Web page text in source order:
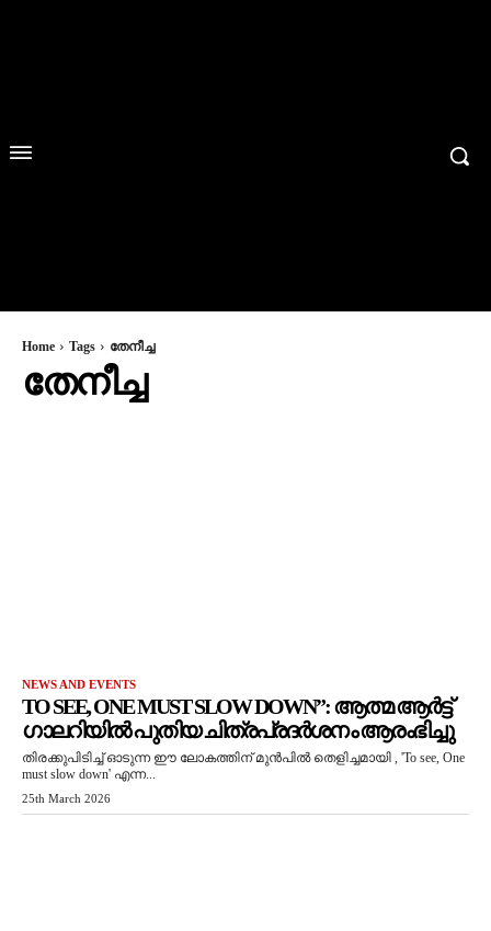
Home Tags തേനീച്ച
തേനീച്ച
NEWS AND EVENTS
TO SEE, ONE MUST SLOW DOWN”: ആത്മ ആർട്ട്
ഗാലറിയിൽ പുതിയ ചിത്രപ്രദർശനം ആരംഭിച്ചു
തിരക്കുപിടിച്ച് ഓടുന്ന ഈ ലോകത്തിന് മുൻപിൽ തെളിച്ചമായി , 'To see, One
must slow down' എന്ന...
25th March 2026